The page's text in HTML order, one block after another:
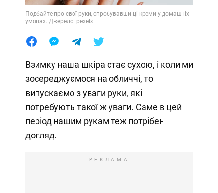
Подбайте про свої руки, спробувавши ці креми у домашніх
умовах. Джерело: pexels
Взимку наша шкіра стає сухою, і коли ми
зосереджуємося на обличчі, то
випускаємо з уваги руки, які
потребують такої ж уваги. Саме в цей
період нашим рукам теж потрібен
догляд.
РЕКЛАМА